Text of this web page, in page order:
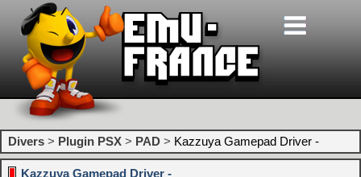
Divers > Plugin PSX > PAD > Kazzuya Gamepad Driver -
Kazzuya Gamepad Driver -